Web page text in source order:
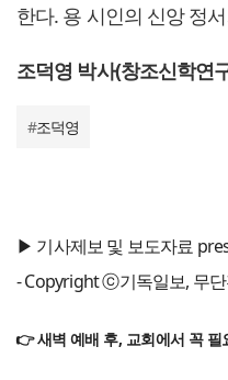
한다. 용 시인의 신앙 정
조덕영 박사(창조신학연
#조덕영
▶ 기사제보 및 보도자료
- Copyright ⓒ기독일보, 무
👉 새벽 예배 후, 교회에서 꼭 필